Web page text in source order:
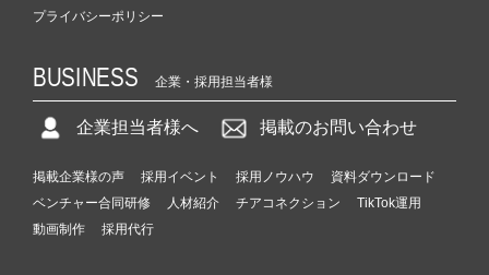
ス
カ
ウ
く
プライバシーポリシー
BUSINESS 企業・採用担当者様
企業担当者様へ 掲載のお問い合わせ
掲載企業様の声 採用イベント 採用ノウハウ
資料ダウンロード
ベンチャー合同研修
人材紹介 チアコネクション
TikTok運用
動画制作
採用代行